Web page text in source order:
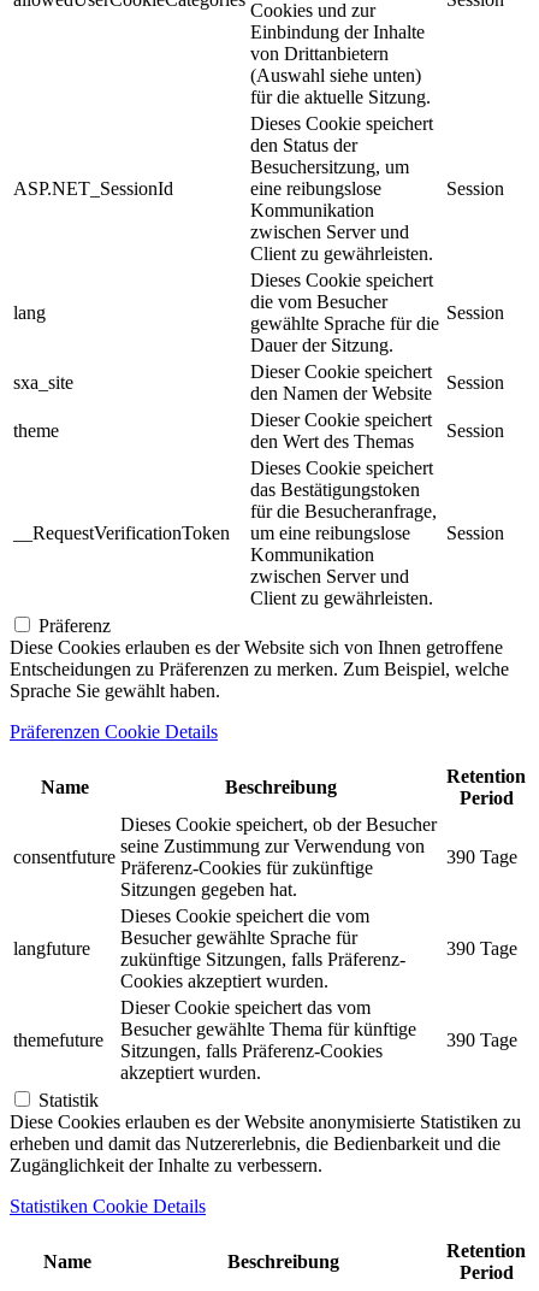
Cookies und zur
Einbindung der Inhalte
von Drittanbietern
(Auswahl siehe unten)
für die aktuelle Sitzung.
ASP.NET_SessionId
Dieses Cookie speichert
den Status der
Besuchersitzung, um
eine reibungslose
Kommunikation
zwischen Server und
Client zu gewährleisten.
Session
lang
Dieses Cookie speichert
die vom Besucher
gewählte Sprache für die
Dauer der Sitzung.
Session
sxa_site
Dieser Cookie speichert
den Namen der Website
Session
theme
Dieser Cookie speichert
den Wert des Themas
Session
__RequestVerificationToken
Dieses Cookie speichert
das Bestätigungstoken
für die Besucheranfrage,
um eine reibungslose
Kommunikation
zwischen Server und
Client zu gewährleisten.
Session
Präferenz
Diese Cookies erlauben es der Website sich von Ihnen getroffene
Entscheidungen zu Präferenzen zu merken. Zum Beispiel, welche
Sprache Sie gewählt haben.
Präferenzen Cookie Details
Name Beschreibung
Retention
Period
consentfuture
Dieses Cookie speichert, ob der Besucher
seine Zustimmung zur Verwendung von
Präferenz-Cookies für zukünftige
Sitzungen gegeben hat.
390 Tage
langfuture
Dieses Cookie speichert die vom
Besucher gewählte Sprache für
zukünftige Sitzungen, falls Präferenz-
Cookies akzeptiert wurden.
390 Tage
themefuture
Dieser Cookie speichert das vom
Besucher gewählte Thema für künftige
Sitzungen, falls Präferenz-Cookies
akzeptiert wurden.
390 Tage
Statistik
Diese Cookies erlauben es der Website anonymisierte Statistiken zu
erheben und damit das Nutzererlebnis, die Bedienbarkeit und die
Zugänglichkeit der Inhalte zu verbessern.
Statistiken Cookie Details
Name Beschreibung
Retention
Period